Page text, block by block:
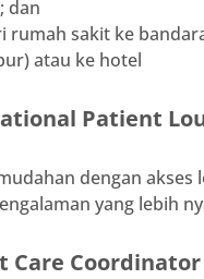
dan
rumah sakit ke
atau ke hotel
Patient
dengan
yang lebih
Coordinator